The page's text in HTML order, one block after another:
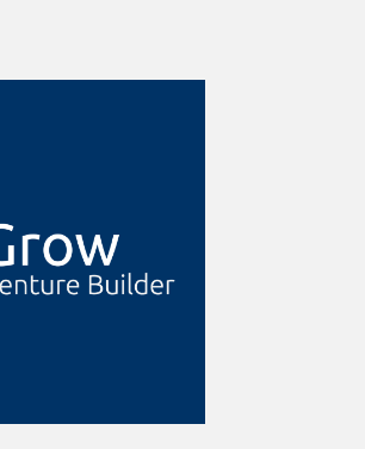
crear startups
de inversión,